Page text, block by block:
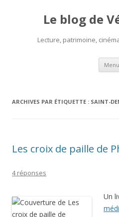
Le blog de
Lecture, patrimoine,
Menu
ARCHIVES PAR ÉTIQUETTE : SAINT-
Les croix de paille de
4 réponses
Un